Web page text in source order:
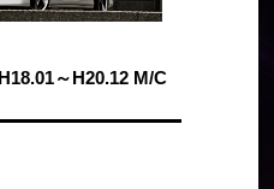
～H20.12 M/C